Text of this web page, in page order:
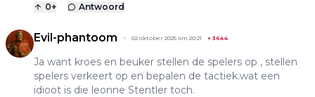
0+ Antwoord
Evil-phantoom 02 oktober 2025 om 20:21 + 3644
Ja want kroes en beuker stellen de spelers op , stellen
spelers verkeert op en bepalen de tactiek.wat een
idioot is die leonne Stentler toch.